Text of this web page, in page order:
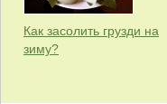
Как засолить грузди на
зиму?